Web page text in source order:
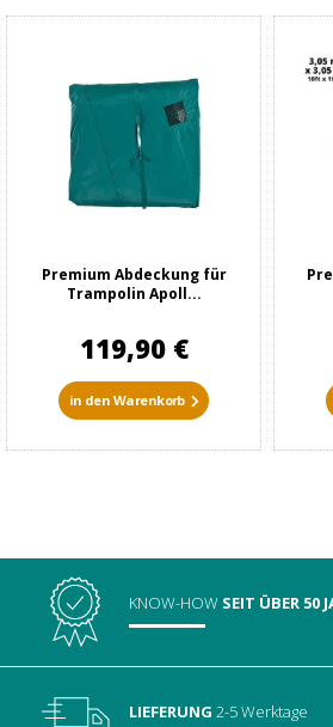
Premium Abdeckung für
Trampolin Apoll...
119,90 €
in den Warenkorb
KNOW-HOW SEIT ÜBER 50
LIEFERUNG 2-5 Werktage